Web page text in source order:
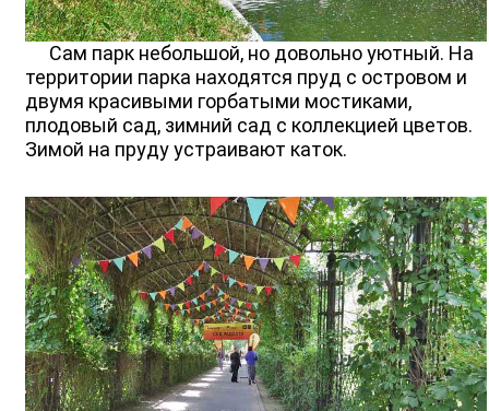
Сам парк небольшой, но довольно уютный. На
территории парка находятся пруд с островом и
двумя красивыми горбатыми мостиками,
плодовый сад, зимний сад с коллекцией цветов.
Зимой на пруду устраивают каток.